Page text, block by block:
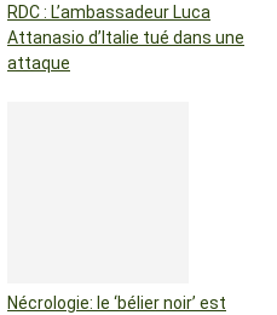
RDC : L’ambassadeur Luca
Attanasio d’Italie tué dans une
attaque
Nécrologie: le ‘bélier noir’ est